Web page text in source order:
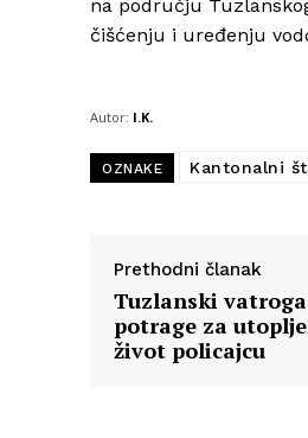
na području
čišćenju i uređenju
Autor: I.K.
OZNAKE Kantonalni
Prethodni članak
Tuzlanski
potrage za
život policajcu